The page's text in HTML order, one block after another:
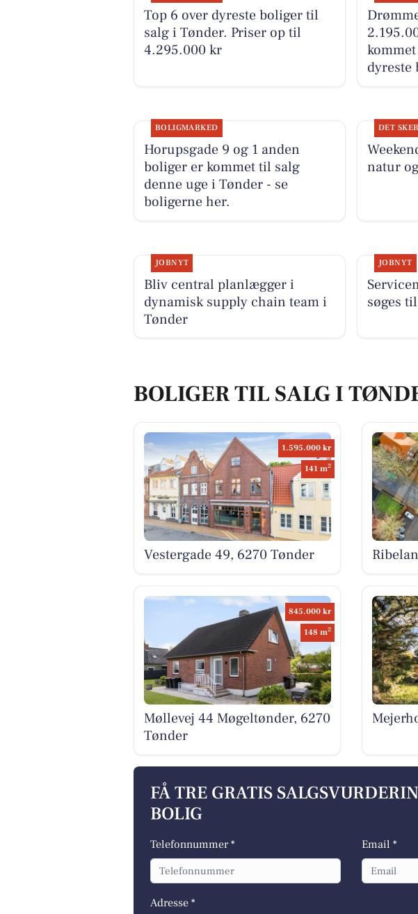
Top 6 over dyreste boliger til
salg i Tønder. Priser op til
4.295.000 kr
dyreste
BOLIGMARKED
Horupsgade 9 og 1 anden
boliger er kommet til salg
denne uge i Tønder - se
boligerne her.
DET SKER
natur
JOBNYT
Bliv central planlægger i
dynamisk supply chain team i
Tønder
JOBNYT
søges
BOLIGER TIL SALG I
1.595.000 kr
141 m2
Vestergade 49, 6270 Tønder
845.000 kr
148 m2
Møllevej 44 Møgeltønder, 6270
Tønder
FÅ TRE GRATIS
BOLIG
Telefonnummer * Email *
Adresse *